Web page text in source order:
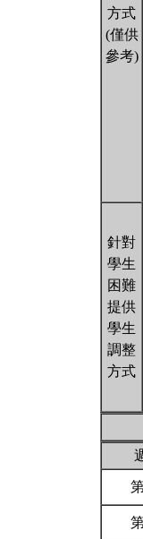
方式
(僅供
參考)
針對
學生
困難
提供
學生
調整
方式